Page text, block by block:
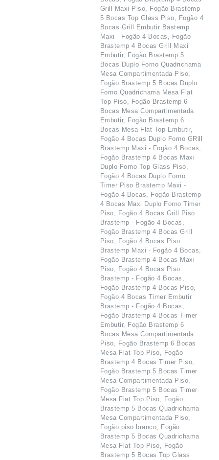
Grill Maxi Piso, Fogão Brastemp
5 Bocas Top Glass Piso, Fogão 4
Bocas Grill Embutir Bastemp
Maxi - Fogão 4 Bocas, Fogão
Brastemp 4 Bocas Grill Maxi
Embutir, Fogão Brastemp 5
Bocas Duplo Forno Quadrichama
Mesa Compartimentada Piso,
Fogão Brastemp 5 Bocas Duplo
Forno Quadrichama Mesa Flat
Top Piso, Fogão Brastemp 6
Bocas Mesa Compartimentada
Embutir, Fogão Brastemp 6
Bocas Mesa Flat Top Embutir,
Fogão 4 Bocas Duplo Forno GRill
Brastemp Maxi - Fogão 4 Bocas,
Fogão Brastemp 4 Bocas Maxi
Duplo Forno Top Glass Piso,
Fogão 4 Bocas Duplo Forno
Timer Piso Brastemp Maxi -
Fogão 4 Bocas, Fogão Brastemp
4 Bocas Maxi Duplo Forno Timer
Piso, Fogão 4 Bocas Grill Piso
Brastemp - Fogão 4 Bocas,
Fogão Brastemp 4 Bocas Grill
Piso, Fogão 4 Bocas Piso
Brastemp Maxi - Fogão 4 Bocas,
Fogão Brastemp 4 Bocas Maxi
Piso, Fogão 4 Bocas Piso
Brastemp - Fogão 4 Bocas,
Fogão Brastemp 4 Bocas Piso,
Fogão 4 Bocas Timer Embutir
Brastemp - Fogão 4 Bocas,
Fogão Brastemp 4 Bocas Timer
Embutir, Fogão Brastemp 6
Bocas Mesa Compartimentada
Piso, Fogão Brastemp 6 Bocas
Mesa Flat Top Piso, Fogão
Brastemp 4 Bocas Timer Piso,
Fogão Brastemp 5 Bocas Timer
Mesa Compartimentada Piso,
Fogão Brastemp 5 Bocas Timer
Mesa Flat Top Piso, Fogão
Brastemp 5 Bocas Quadrichama
Mesa Compartimentada Piso,
Fogão piso branco, Fogão
Brastemp 5 Bocas Quadrichama
Mesa Flat Top Piso, Fogão
Brastemp 5 Bocas Top Glass